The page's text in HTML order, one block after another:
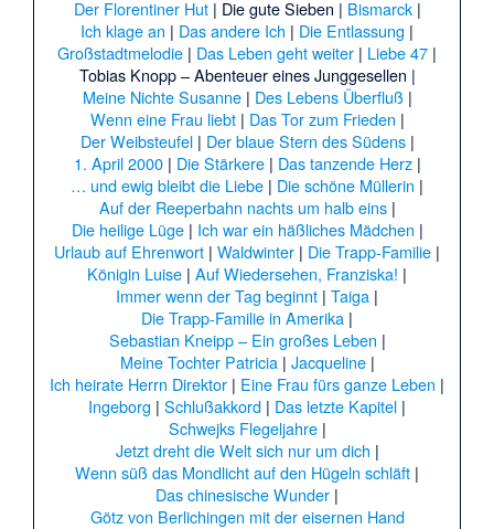
Der Florentiner Hut| Die gute Sieben | Bismarck|
Ich klage an | Das andere Ich | Die Entlassung |
Großstadtmelodie | Das Leben geht weiter | Liebe 47 |
Tobias Knopp – Abenteuer eines Junggesellen |
Meine Nichte Susanne| Des Lebens Überfluß|
Wenn eine Frau liebt| Das Tor zum Frieden |
Der Weibsteufel| Der blaue Stern des Südens|
1. April 2000| Die Stärkere| Das tanzende Herz|
… und ewig bleibt die Liebe | Die schöne Müllerin |
Auf der Reeperbahn nachts um halb eins|
Die heilige Lüge| Ich war ein häßliches Mädchen |
Urlaub auf Ehrenwort | Waldwinter | Die Trapp-Familie |
Königin Luise | Auf Wiedersehen, Franziska! |
Immer wenn der Tag beginnt | Taiga |
Die Trapp-Familie in Amerika |
Sebastian Kneipp – Ein großes Leben |
Meine Tochter Patricia| Jacqueline|
Ich heirate Herrn Direktor | Eine Frau fürs ganze Leben |
Ingeborg | Schlußakkord | Das letzte Kapitel |
Schwejks Flegeljahre|
Jetzt dreht die Welt sich nur um dich |
Wenn süß das Mondlicht auf den Hügeln schläft |
Das chinesische Wunder |
Götz von Berlichingen mit der eisernen Hand